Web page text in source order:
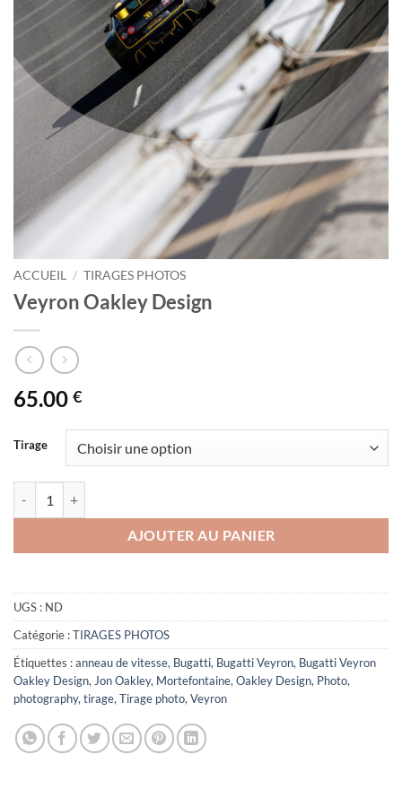
ACCUEIL / TIRAGES PHOTOS
Veyron Oakley Design
65.00 €
Tirage
AJOUTER AU PANIER
UGS : ND
Catégorie :TIRAGES PHOTOS
Étiquettes :anneau de vitesse, Bugatti, Bugatti Veyron, Bugatti Veyron
Oakley Design,Jon Oakley, Mortefontaine,Oakley Design, Photo,
photography,tirage,Tirage photo,Veyron